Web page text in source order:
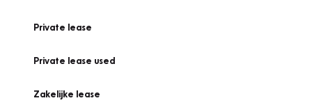
Private lease
Private lease used
Zakelijke lease